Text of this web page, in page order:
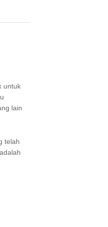
untuk
lain
telah